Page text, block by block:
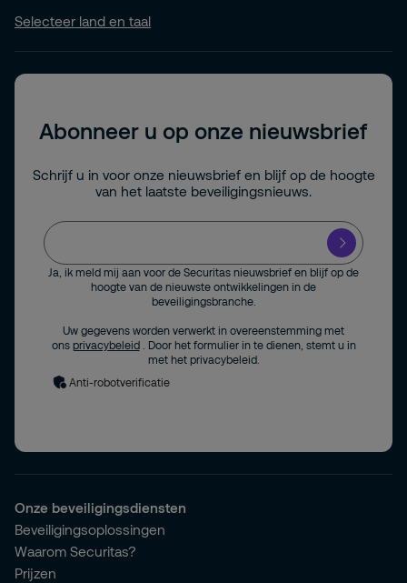
Selecteer land en taal
Abonneer u op onze nieuwsbrief
Schrijf u in voor onze nieuwsbrief en blijf op de hoogte
van het laatste beveiligingsnieuws.
Ja, ik meld mij aan voor de Securitas nieuwsbrief en blijf op de
hoogte van de nieuwste ontwikkelingen in de
beveiligingsbranche.
Uw gegevens worden verwerkt in overeenstemming met
ons privacybeleid
. Door het formulier in te dienen, stemt u in
met het privacybeleid.
Anti-robotverificatie
Onze beveiligingsdiensten
Beveiligingsoplossingen
Waarom Securitas?
Prijzen